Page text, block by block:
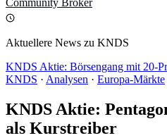
Community Broker
Aktuellere News zu KNDS
KNDS Aktie: Börsengang mit 20-
KNDS · Analysen · Europa-Märkte
KNDS Aktie:
als Kurstreiber